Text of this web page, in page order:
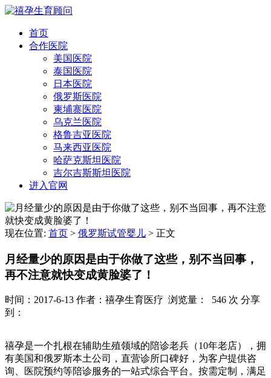
首页
合作医院
美国医院
泰国医院
日本医院
俄罗斯医院
柬埔寨医院
乌克兰医院
格鲁吉亚医院
马来西亚医院
哈萨克斯坦医院
吉尔吉斯斯坦医院
进入官网
现在位置: 首页 > 俄罗斯试管婴儿 > 正文
月经量少的原因是由于你做了这些，别不当回事，
再不注意就快变成黄脸婆了！
时间：2017-6-13 作者：禧孕生育医疗 浏览量： 546 次 分享
到：
禧孕是一个扎根在辅助生殖领域的陪诊老兵（10年老店），拥
有美国和俄罗斯本土公司，直营诊所口碑好，为客户提供咨
询、医院预约等陪诊服务的一站式综合平台。按需定制，满足